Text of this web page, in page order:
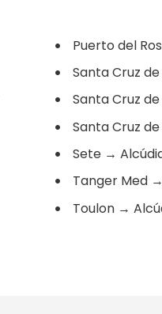
Puerto del
Santa Cruz
Santa Cruz
Santa Cruz
Sete →
Tanger Med →
Toulon →